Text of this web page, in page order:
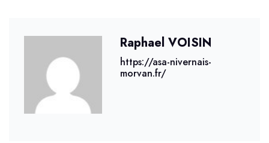
Raphael VOISIN
https://asa-nivernais-
morvan.fr/